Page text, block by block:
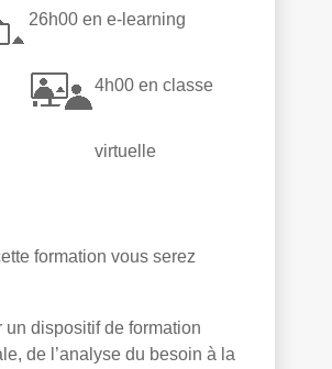
26h00 en e-learning
4h00 en classe
virtuelle
formation vous serez
un dispositif de formation
de l’analyse du besoin à la